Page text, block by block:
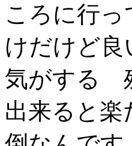
ころに行
けだけど
気がする
出来ると